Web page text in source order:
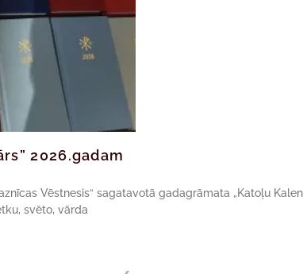
2026.gadam
Vēstnesis“ sagatavotā gadagrāmata „Katoļu
svēto, vārda